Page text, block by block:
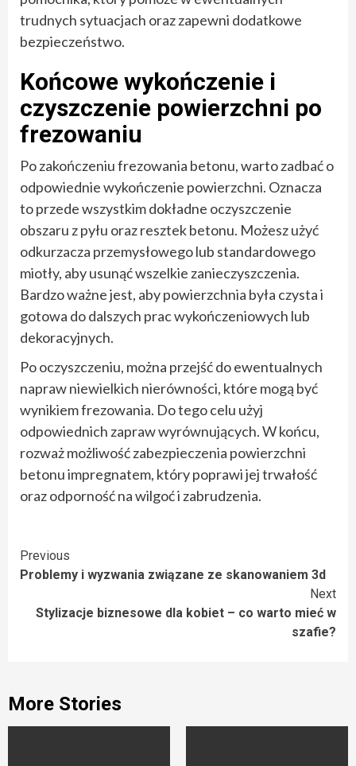
trudnych sytuacjach oraz zapewni dodatkowe
bezpieczeństwo.
Końcowe wykończenie i
czyszczenie powierzchni po
frezowaniu
Po zakończeniu frezowania betonu, warto zadbać o
odpowiednie wykończenie powierzchni. Oznacza
to przede wszystkim dokładne oczyszczenie
obszaru z pyłu oraz resztek betonu. Możesz użyć
odkurzacza przemysłowego lub standardowego
miotły, aby usunąć wszelkie zanieczyszczenia.
Bardzo ważne jest, aby powierzchnia była czysta i
gotowa do dalszych prac wykończeniowych lub
dekoracyjnych.
Po oczyszczeniu, można przejść do ewentualnych
napraw niewielkich nierówności, które mogą być
wynikiem frezowania. Do tego celu użyj
odpowiednich zapraw wyrównujących. W końcu,
rozważ możliwość zabezpieczenia powierzchni
betonu impregnatem, który poprawi jej trwałość
oraz odporność na wilgoć i zabrudzenia.
Continue
Reading
Previous
Problemy i wyzwania związane ze skanowaniem 3d
Next
Stylizacje biznesowe dla kobiet – co warto mieć w
szafie?
More Stories